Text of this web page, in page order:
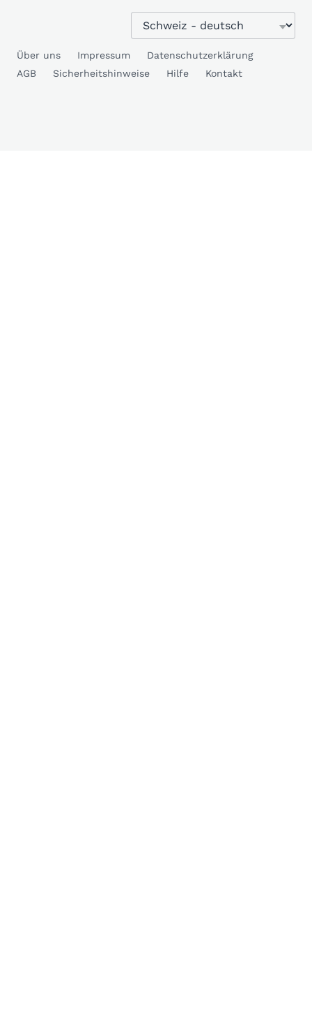
Über uns Impressum
Datenschutzerklärung
AGB
Sicherheitshinweise Hilfe Kontakt